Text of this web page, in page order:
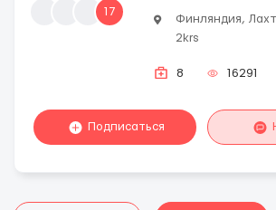
17
Финляндия,
2krs
8 16291
Подписаться